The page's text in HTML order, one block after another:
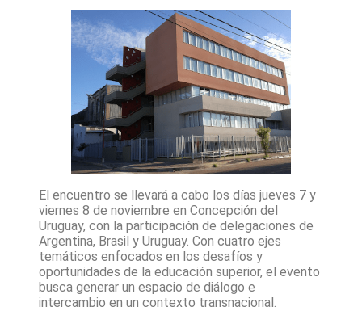
El encuentro se llevará a cabo los días jueves 7 y
viernes 8 de noviembre en Concepción del
Uruguay, con la participación de delegaciones de
Argentina, Brasil y Uruguay. Con cuatro ejes
temáticos enfocados en los desafíos y
oportunidades de la educación superior, el evento
busca generar un espacio de diálogo e
intercambio en un contexto transnacional.